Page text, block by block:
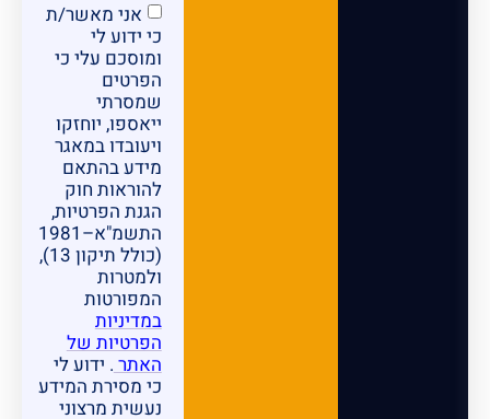
אני מאשר/ת
כי ידוע לי
ומוסכם עלי כי
הפרטים
שמסרתי
ייאספו, יוחזקו
ויעובדו במאגר
מידע בהתאם
להוראות חוק
הגנת הפרטיות,
התשמ"א–1981
(כולל תיקון 13),
ולמטרות
המפורטות
במדיניות
הפרטיות של
האתר. ידוע לי
כי מסירת המידע
נעשית מרצוני